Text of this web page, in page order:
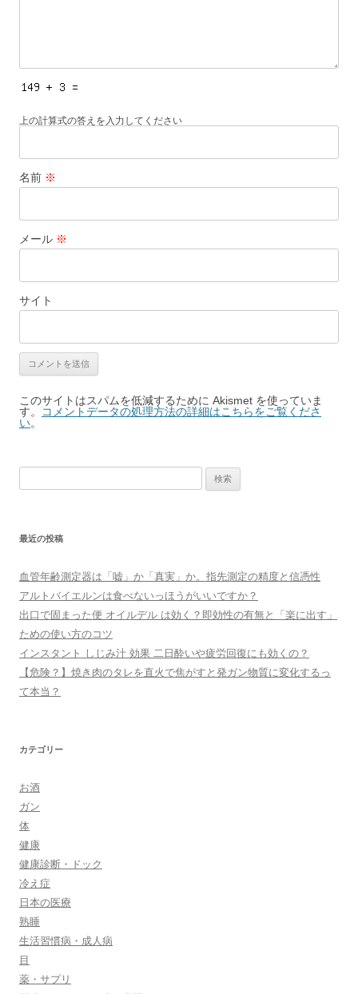
上の計算式の答えを入力してください
名前 ※
メール ※
サイト
このサイトはスパムを低減するために Akismet を使っていま
す。
コメントデータの処理方法の詳細はこちらをご覧くださ
い。
最近の投稿
血管年齢測定器は「嘘」か「真実」か。指先測定の精度と信憑性
アルトバイエルンは食べないっほうがいいですか？
出口で固まった便 オイルデル は効く？即効性の有無と「楽に出す」
ための使い方のコツ
インスタント しじみ汁 効果 二日酔いや疲労回復にも効くの？
【危険？】焼き肉のタレを直火で焦がすと発ガン物質に変化するっ
て本当？
カテゴリー
お酒
ガン
体
健康
健康診断・ドック
冷え症
日本の医療
熟睡
生活習慣病・成人病
目
薬・サプリ